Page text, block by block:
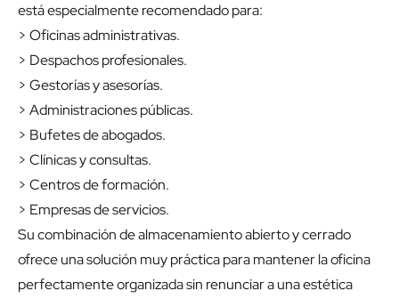
está especialmente recomendado para:
> Oficinas administrativas.
> Despachos profesionales.
> Gestorías y asesorías.
> Administraciones públicas.
> Bufetes de abogados.
> Clínicas y consultas.
> Centros de formación.
> Empresas de servicios.
Su combinación de almacenamiento abierto y cerrado
ofrece una solución muy práctica para mantener la oficina
perfectamente organizada sin renunciar a una estética